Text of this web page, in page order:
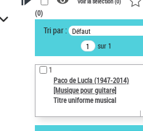
VOTRE RECHERCHE
Recherche avancée dans les
notices d’autorité
Œuvres liées à l'auteur :
Paco de Lucía (1947-2014)
Sauvegarder votre recherche
AFFINER
(0)
Tri par : Défaut
sur 1
1
Paco de Lucía (1947-2014)
[Musique pour guitare]
Titre uniforme musical